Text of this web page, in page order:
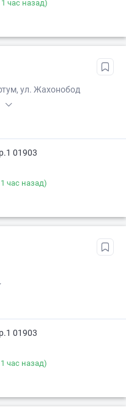
час назад)
ул. Жахонобод
01903
час назад)
01903
час назад)